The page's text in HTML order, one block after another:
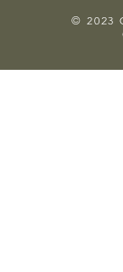
© 2023